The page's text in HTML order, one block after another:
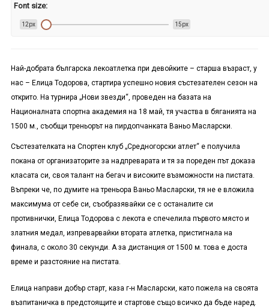
Font size:
12px 15px
Най-добрата българска лекоатлетка при девойките – старша възраст, у
нас – Елица Тодорова, стартира успешно новия състезателен сезон на
открито. На турнира „Нови звезди“, проведен на базата на
Националната спортна академия на 18 май, тя участва в бяганията на
1500 м., съобщи треньорът на пирдопчанката Ваньо Масларски.
Състезателката на Спортен клуб „Средногорски атлет“ е получила
покана от организаторите за надпреварата и тя за пореден път доказа
класата си, своя талант на бегач и високите възможности на пистата.
Въпреки че, по думите на треньора Ваньо Масларски, тя не е вложила
максимума от себе си, съобразявайки се с останалите си
противнички, Елица Тодорова с лекота е спечелила първото място и
златния медал, изпреварвайки втората атлетка, пристигнала на
финала, с около 30 секунди. А за дистанция от 1500 м. това е доста
време и разстояние на пистата.
Елица направи добър старт, каза г-н Масларски, като пожела на своята
възпитаничка в предстоящите и стартове също всичко да бъде наред.